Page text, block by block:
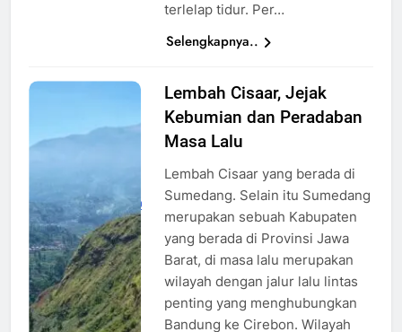
terlelap tidur. Per…
Selengkapnya..
Lembah
inisumedang.com
Lembah Cisaar, Jejak
Kebumian dan Peradaban
Masa Lalu
Lembah Cisaar yang berada di
Sumedang. Selain itu Sumedang
merupakan sebuah Kabupaten
yang berada di Provinsi Jawa
Barat, di masa lalu merupakan
wilayah dengan jalur lalu lintas
penting yang menghubungkan
Bandung ke Cirebon. Wilayah